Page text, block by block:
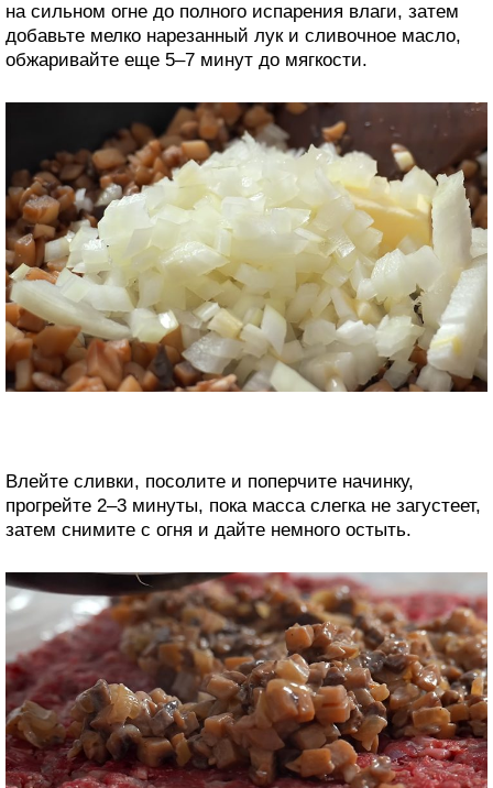
на сильном огне до полного испарения влаги, затем
добавьте мелко нарезанный лук и сливочное масло,
обжаривайте еще 5–7 минут до мягкости.
Влейте сливки, посолите и поперчите начинку,
прогрейте 2–3 минуты, пока масса слегка не загустеет,
затем снимите с огня и дайте немного остыть.